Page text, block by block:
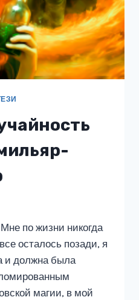
по жизни никогда
осталось позади, я
и должна была
магии, в мой